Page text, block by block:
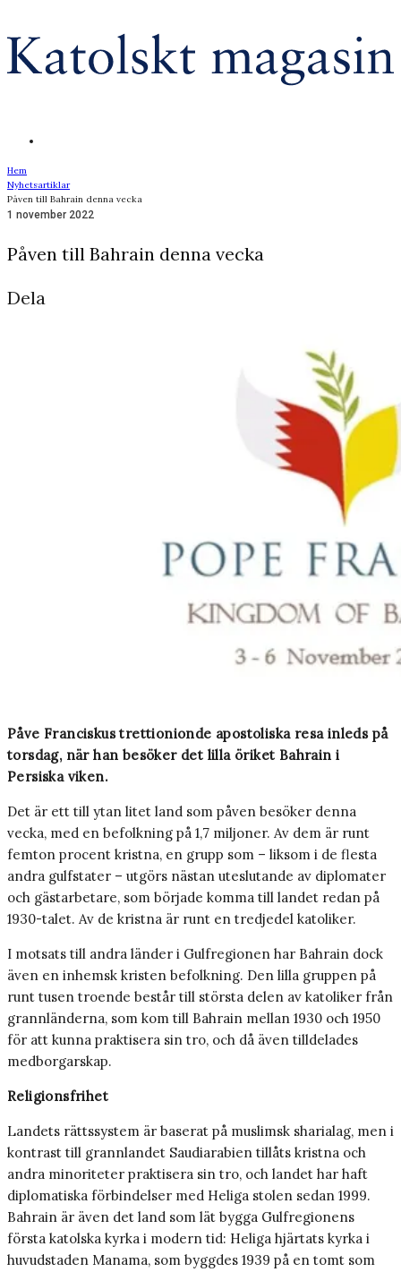
Hem
Nyhetsartiklar
Påven till Bahrain denna vecka
1 november 2022
Påven till Bahrain denna vecka
Dela
Påve Franciskus trettionionde apostoliska resa inleds på
torsdag, när han besöker det lilla öriket Bahrain i
Persiska viken.
Det är ett till ytan litet land som påven besöker denna
vecka, med en befolkning på 1,7 miljoner. Av dem är runt
femton procent kristna, en grupp som – liksom i de flesta
andra gulfstater – utgörs nästan uteslutande av diplomater
och gästarbetare, som började komma till landet redan på
1930-talet. Av de kristna är runt en tredjedel katoliker.
I motsats till andra länder i Gulfregionen har Bahrain dock
även en inhemsk kristen befolkning. Den lilla gruppen på
runt tusen troende består till största delen av katoliker från
grannländerna, som kom till Bahrain mellan 1930 och 1950
för att kunna praktisera sin tro, och då även tilldelades
medborgarskap.
Religionsfrihet
Landets rättssystem är baserat på muslimsk sharialag, men i
kontrast till grannlandet Saudiarabien tillåts kristna och
andra minoriteter praktisera sin tro, och landet har haft
diplomatiska förbindelser med Heliga stolen sedan 1999.
Bahrain är även det land som lät bygga Gulfregionens
första katolska kyrka i modern tid: Heliga hjärtats kyrka i
huvudstaden Manama, som byggdes 1939 på en tomt som